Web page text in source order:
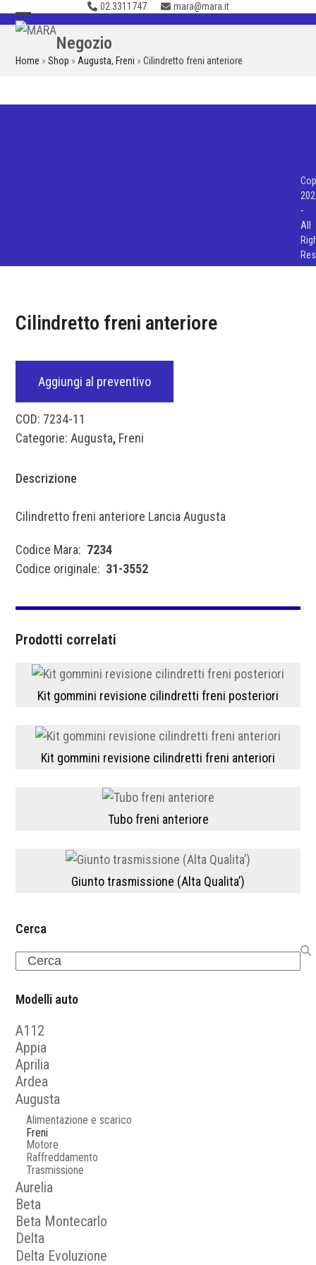
Skip
to
02.3311747 mara@mara.it
Open
mobile
Close
mobileNegozio
Home »Shop » Augusta, Freni »Cilindretto freni anteriore
Cilindretto freni anteriore
Aggiungi al preventivo
COD: 7234-11
Categorie: Augusta, Freni
Descrizione
Cilindretto freni anteriore Lancia Augusta
Codice Mara: 7234
Codice originale: 31-3552
Prodotti correlati
Kit gommini revisione cilindretti freni posteriori
Kit gommini revisione cilindretti freni anteriori
Tubo freni anteriore
Giunto trasmissione (Alta Qualita’)
Cerca
Search
Modelli auto
A112
Appia
Aprilia
Ardea
Augusta
Alimentazione e scarico
Freni
Motore
Raffreddamento
Trasmissione
Aurelia
Beta
Beta Montecarlo
Delta
Delta Evoluzione
-
All